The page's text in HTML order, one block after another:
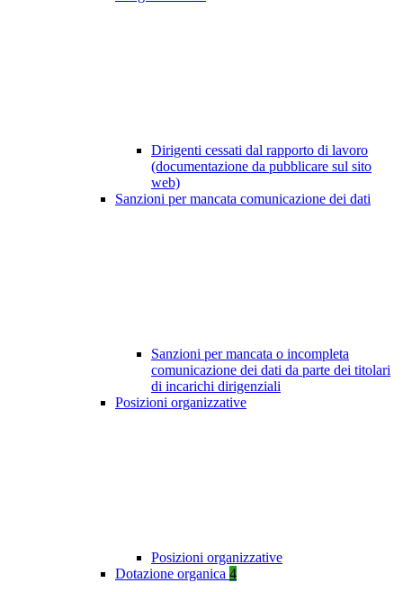
Dirigenti cessati dal rapporto di lavoro
(documentazione da pubblicare sul sito
web)
Sanzioni per mancata comunicazione dei dati
Sanzioni per mancata o incompleta
comunicazione dei dati da parte dei titolari
di incarichi dirigenziali
Posizioni organizzative
Posizioni organizzative
Dotazione organica 4